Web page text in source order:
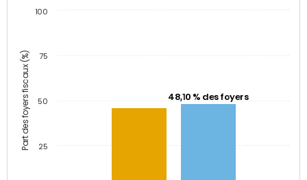
Part des foyers fiscaux (%) 48,10 % des foyers
25
50
75
100